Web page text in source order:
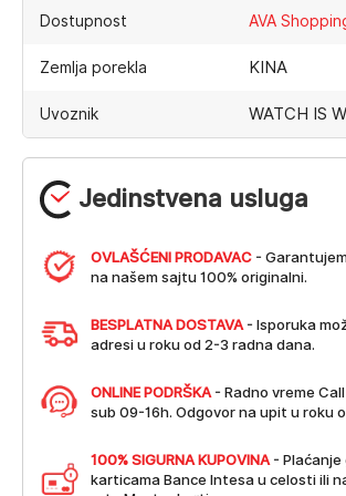
Jedinstvena usluga
OVLAŠĆENI PRODAVAC -
na našem sajtu 100% originalni.
BESPLATNA DOSTAVA - Isporuka
adresi u roku od 2-3 radna dana.
ONLINE PODRŠKA - Radno vreme
sub 09-16h. Odgovor na upit u roku
100% SIGURNA KUPOVINA -
karticama Bance Intesa u celosti ili
Dostupnost AVA
Zemlja porekla KINA
Uvoznik WATCH IS